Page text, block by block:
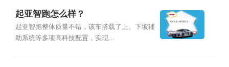
起亚智跑怎么样？
起亚智跑整体质量不错，该车搭载了上、下坡辅
助系统等多项高科技配置，实现...